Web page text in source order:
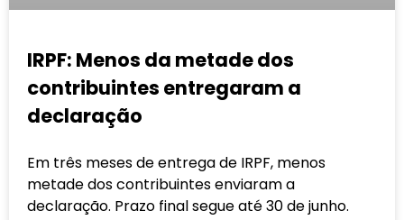
IRPF: Menos da metade dos
contribuintes entregaram a
declaração
Em três meses de entrega de IRPF, menos
metade dos contribuintes enviaram a
declaração. Prazo final segue até 30 de junho.